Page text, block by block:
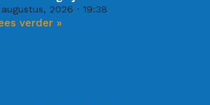
2026 19:38
verder »